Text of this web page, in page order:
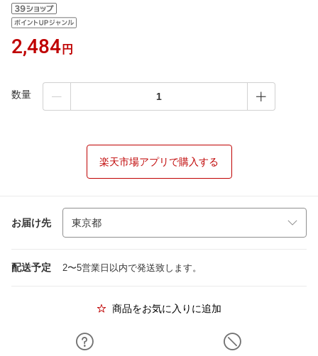
2,484 円
数量
楽天市場アプリで購入する
お届け先
配送予定 2〜5営業日以内で発送致します。
商品をお気に入りに追加